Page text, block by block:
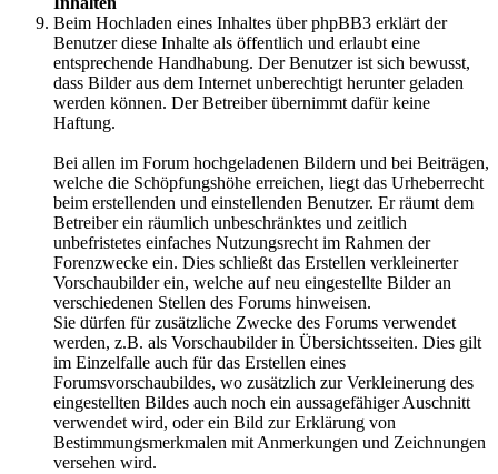
Beim Hochladen eines Inhaltes über phpBB3 erklärt der
Benutzer diese Inhalte als öffentlich und erlaubt eine
entsprechende Handhabung. Der Benutzer ist sich bewusst,
dass Bilder aus dem Internet unberechtigt herunter geladen
werden können. Der Betreiber übernimmt dafür keine
Haftung.
Bei allen im Forum hochgeladenen Bildern und bei Beiträgen,
welche die Schöpfungshöhe erreichen, liegt das Urheberrecht
beim erstellenden und einstellenden Benutzer. Er räumt dem
Betreiber ein räumlich unbeschränktes und zeitlich
unbefristetes einfaches Nutzungsrecht im Rahmen der
Forenzwecke ein. Dies schließt das Erstellen verkleinerter
Vorschaubilder ein, welche auf neu eingestellte Bilder an
verschiedenen Stellen des Forums hinweisen.
Sie dürfen für zusätzliche Zwecke des Forums verwendet
werden, z.B. als Vorschaubilder in Übersichtsseiten. Dies gilt
im Einzelfalle auch für das Erstellen eines
Forumsvorschaubildes, wo zusätzlich zur Verkleinerung des
eingestellten Bildes auch noch ein aussagefähiger Auschnitt
verwendet wird, oder ein Bild zur Erklärung von
Bestimmungsmerkmalen mit Anmerkungen und Zeichnungen
versehen wird.